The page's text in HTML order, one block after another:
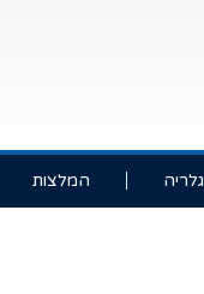
גלריה המלצות